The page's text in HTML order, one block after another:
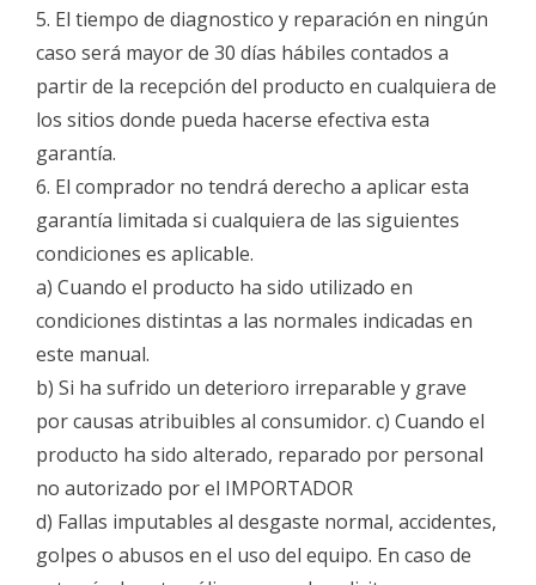
5. El tiempo de diagnostico y reparación en ningún
caso será mayor de 30 días hábiles contados a
partir de la recepción del producto en cualquiera de
los sitios donde pueda hacerse efectiva esta
garantía.
6. El comprador no tendrá derecho a aplicar esta
garantía limitada si cualquiera de las siguientes
condiciones es aplicable.
a) Cuando el producto ha sido utilizado en
condiciones distintas a las normales indicadas en
este manual.
b) Si ha sufrido un deterioro irreparable y grave
por causas atribuibles al consumidor. c) Cuando el
producto ha sido alterado, reparado por personal
no autorizado por el IMPORTADOR
d) Fallas imputables al desgaste normal, accidentes,
golpes o abusos en el uso del equipo. En caso de